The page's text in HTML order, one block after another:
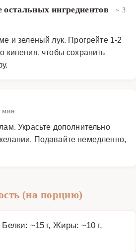
ингредиентов
~ 3
и зеленый лук. Прогрейте 1-2
кипения, чтобы сохранить
мин
Украсьте дополнительно
Подавайте немедленно,
(на порцию)
~15 г, Жиры: ~10 г,